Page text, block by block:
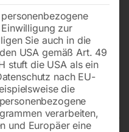
zur
Sie auch in die
USA gemäß Art. 49
stuft die USA als ein
nach EU-
die
verarbeiten,
und Europäer eine